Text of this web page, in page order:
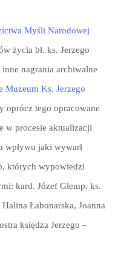
Myśli Narodowej
życia bł. ks. Jerzego
nagrania archiwalne
Muzeum Ks. Jerzego
oprócz tego opracowane
w procesie aktualizacji
wpływu jaki wywarł
których wypowiedzi
kard. Józef Glemp, ks.
Łabonarska, Joanna
księdza Jerzego –